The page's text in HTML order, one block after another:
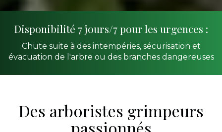
Disponibilité 7 jours/7 pour les urgences :
Chute suite à des intempéries, sécurisation et
évacuation de l'arbre ou des branches dangereuses
Des arboristes grimpeurs